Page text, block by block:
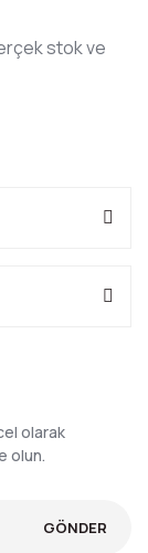
stok ve
olarak
olun.
GÖNDER